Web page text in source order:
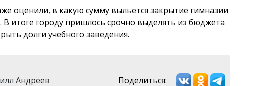
оценили, в какую сумму выльется закрытие гимназии
В итоге городу пришлось срочно выделять из бюджета
долги учебного заведения.
Андреев Поделиться: